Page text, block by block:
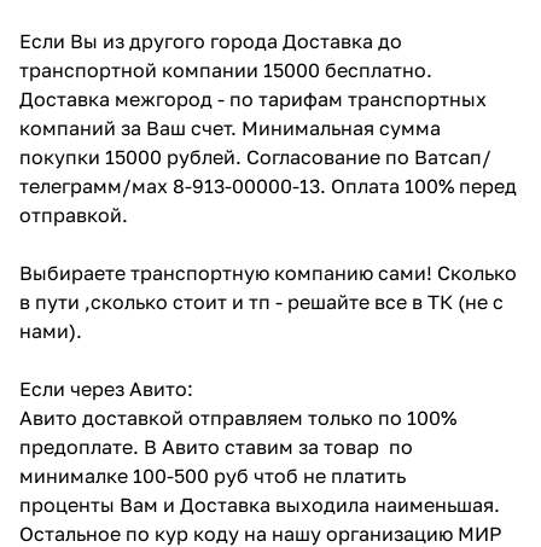
Если Вы из другого города Доставка до
транспортной компании 15000 бесплатно.
Доставка межгород - по тарифам транспортных
компаний за Ваш счет. Минимальная сумма
покупки 15000 рублей. Согласование по Ватсап/
телеграмм/мах 8-913-00000-13. Оплата 100% перед
отправкой.
Выбираете транспортную компанию сами! Сколько
в пути ,сколько стоит и тп - решайте все в ТК (не с
нами).
Если через Авито:
Авито доставкой отправляем только по 100%
предоплате. В Авито ставим за товар по
минималке 100-500 руб чтоб не платить
проценты Вам и Доставка выходила наименьшая.
Остальное по кур коду на нашу организацию МИР